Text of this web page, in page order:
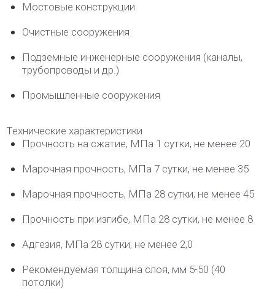
Мостовые конструкции
Очистные сооружения
Подземные инженерные сооружения (каналы,
трубопроводы и др.)
Промышленные сооружения
Технические характеристики
Прочность на сжатие, МПа 1 сутки, не менее 20
Марочная прочность, МПа 7 сутки, не менее 35
Марочная прочность, МПа 28 сутки, не менее 45
Прочность при изгибе, МПа 28 сутки, не менее 8
Адгезия, МПа 28 сутки, не менее 2,0
Рекомендуемая толщина слоя, мм 5-50 (40
потолки)